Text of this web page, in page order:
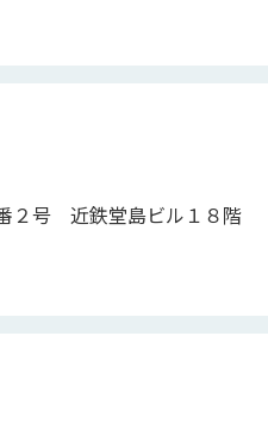
２号 近鉄堂島ビル１８階